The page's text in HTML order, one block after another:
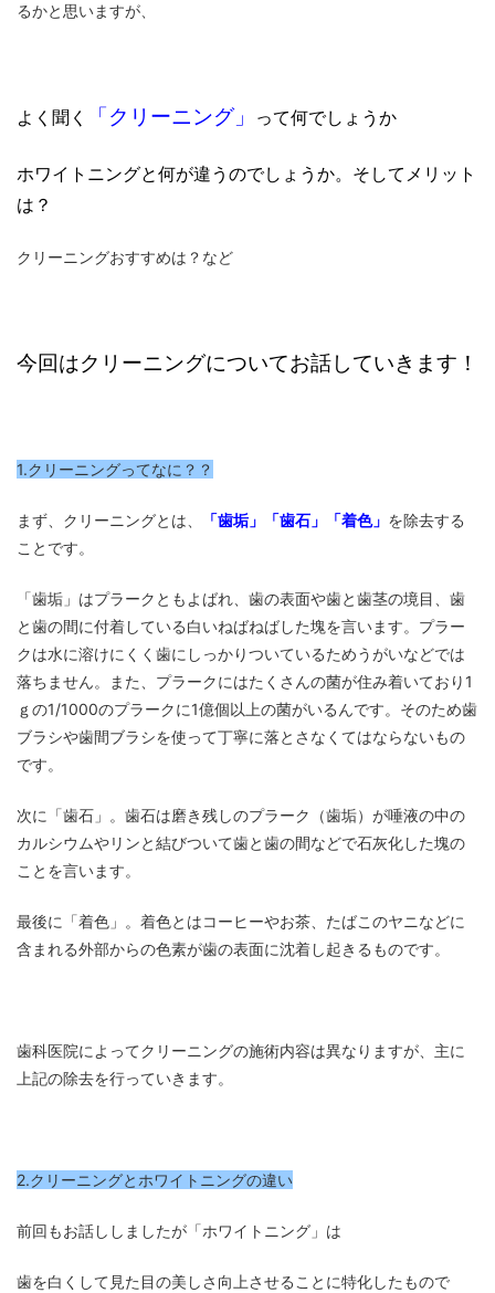
るかと思いますが、
よく聞く 「クリーニング」 って何でしょうか
ホワイトニングと何が違うのでしょうか。そしてメリット
は？
クリーニングおすすめは？など
今回はクリーニングについてお話していきます！
1.クリーニングってなに？？
まず、クリーニングとは、 「歯垢」「歯石」「着色」 を除去する
ことです。
「歯垢」はプラークともよばれ、歯の表面や歯と歯茎の境目、歯
と歯の間に付着している白いねばねばした塊を言います。プラー
クは水に溶けにくく歯にしっかりついているためうがいなどでは
落ちません。また、プラークにはたくさんの菌が住み着いており1
ｇの1/1000のプラークに1億個以上の菌がいるんです。そのため歯
ブラシや歯間ブラシを使って丁寧に落とさなくてはならないもの
です。
次に「歯石」。歯石は磨き残しのプラーク（歯垢）が唾液の中の
カルシウムやリンと結びついて歯と歯の間などで石灰化した塊の
ことを言います。
最後に「着色」。着色とはコーヒーやお茶、たばこのヤニなどに
含まれる外部からの色素が歯の表面に沈着し起きるものです。
歯科医院によってクリーニングの施術内容は異なりますが、主に
上記の除去を行っていきます。
2.クリーニングとホワイトニングの違い
前回もお話ししましたが「ホワイトニング」は
歯を白くして見た目の美しさ向上させることに特化したもので